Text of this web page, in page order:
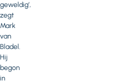
geweldig’,
zegt
Mark
van
Bladel.
Hij
begon
in